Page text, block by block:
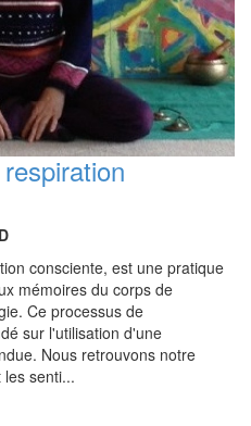
consciente, est une pratique
mémoires du corps de
Ce processus de
sur l'utilisation d'une
Nous retrouvons notre
senti...